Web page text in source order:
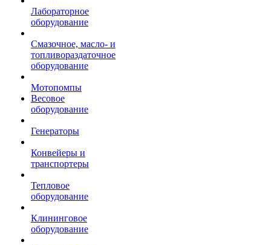
Лабораторное
оборудование
Смазочное, масло- и
топливораздаточное
оборудование
Мотопомпы
Весовое
оборудование
Генераторы
Конвейеры и
транспортеры
Тепловое
оборудование
Клининговое
оборудование